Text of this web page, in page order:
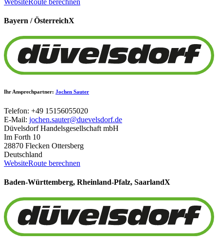
WebsiteRoute berechnen
Bayern / ÖsterreichX
Ihr Ansprechpartner: Jochen Sauter
Telefon: +49 15156055020
E-Mail: jochen.sauter@duevelsdorf.de
Düvelsdorf Handelsgesellschaft mbH
Im Forth 10
28870 Flecken Ottersberg
Deutschland
WebsiteRoute berechnen
Baden-Württemberg, Rheinland-Pfalz, SaarlandX